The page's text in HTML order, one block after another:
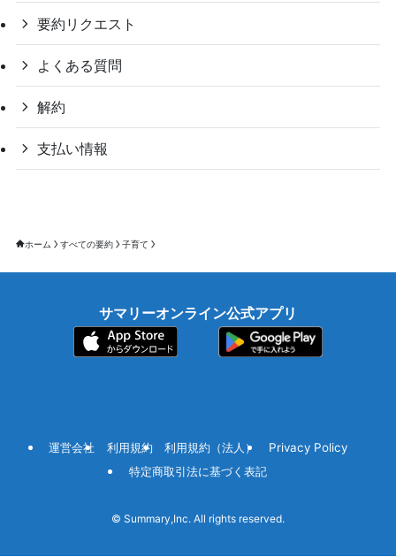
要約リクエスト
よくある質問
解約
支払い情報
ホーム すべての要約 子育て
サマリーオンライン公式アプリ
運営会社 利用規約 利用規約（法人）
Privacy Policy
特定商取引法に基づく表記
© Summary,Inc. All rights reserved.